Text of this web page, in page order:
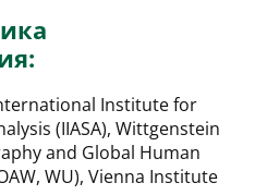
Institute for
(IIASA), Wittgenstein
and Global Human
WU), Vienna Institute